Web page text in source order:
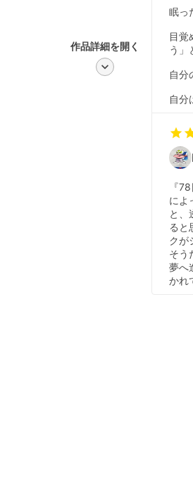
作品詳細を開く
chevron_right
眠っ
目覚
う」
自分
自分
star
『
によ
と、
ると
クが
そう
夢へ
かれ